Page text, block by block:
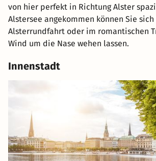
von hier perfekt in Richtung Alster
Alstersee angekommen können Sie
Alsterrundfahrt oder im romantischen
Wind um die Nase wehen lassen.
Innenstadt